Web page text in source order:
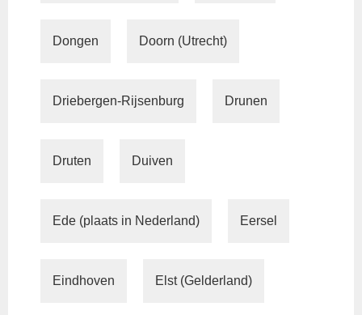
Dongen Doorn (Utrecht)
Driebergen-Rijsenburg Drunen
Druten Duiven
Ede (plaats in Nederland) Eersel
Eindhoven Elst (Gelderland)